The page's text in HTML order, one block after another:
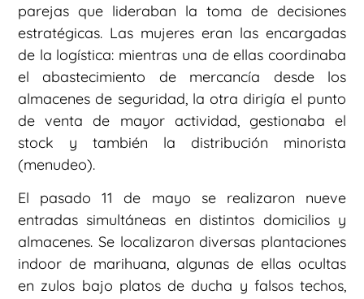
parejas que lideraban la toma de decisiones
estratégicas. Las mujeres eran las encargadas
de la logística: mientras una de ellas coordinaba
el abastecimiento de mercancía desde los
almacenes de seguridad, la otra dirigía el punto
de venta de mayor actividad, gestionaba el
stock y también la distribución minorista
(menudeo).
El pasado 11 de mayo se realizaron nueve
entradas simultáneas en distintos domicilios y
almacenes. Se localizaron diversas plantaciones
indoor de marihuana, algunas de ellas ocultas
en zulos bajo platos de ducha y falsos techos,